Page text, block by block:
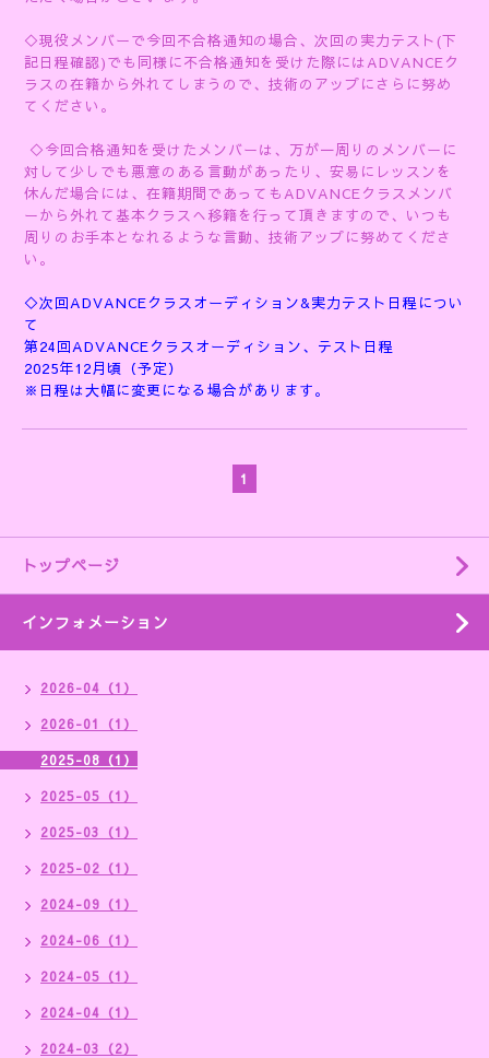
◇現役メンバーで今回不合格通知の場合、次回の実力テスト(下
記日程確認)でも同様に不合格通知を受けた際にはADVANCEク
ラスの在籍から外れてしまうので、技術のアップにさらに努め
てください。
◇今回合格通知を受けたメンバーは、万が一周りのメンバーに
対して少しでも悪意のある言動があったり、安易にレッスンを
休んだ場合には、在籍期間であってもADVANCEクラスメンバ
ーから外れて基本クラスへ移籍を行って頂きますので、いつも
周りのお手本となれるような言動、技術アップに努めてくださ
い。
◇次回ADVANCEクラスオーディション&実力テスト日程につい
て
第24回ADVANCEクラスオーディション、テスト日程
2025年12月頃（予定）
※日程は大幅に変更になる場合があります。
1
トップページ
インフォメーション
2026-04（1）
2026-01（1）
2025-08（1）
2025-05（1）
2025-03（1）
2025-02（1）
2024-09（1）
2024-06（1）
2024-05（1）
2024-04（1）
2024-03（2）